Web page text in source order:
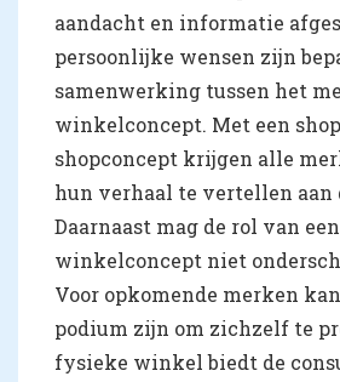
aandacht en informatie
persoonlijke wensen zijn
samenwerking tussen het
winkelconcept. Met een
shopconcept krijgen alle
hun verhaal te vertellen aan
Daarnaast mag de rol van
winkelconcept niet
Voor opkomende merken
podium zijn om zichzelf te
fysieke winkel biedt de